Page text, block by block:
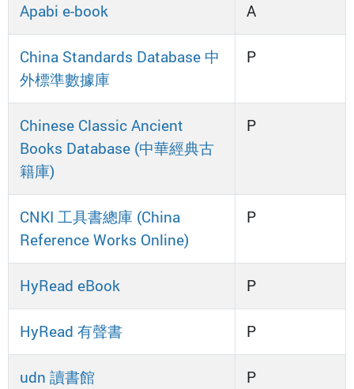
Apabi e-book A
China Standards Database 中
外標準數據庫
P
Chinese Classic Ancient
Books Database (中華經典古
籍庫)
P
CNKI 工具書總庫 (China
Reference Works Online)
P
HyRead eBook P
HyRead 有聲書 P
udn 讀書館 P